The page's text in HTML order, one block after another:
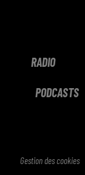
RADIO
PODCASTS
Gestion des cookies